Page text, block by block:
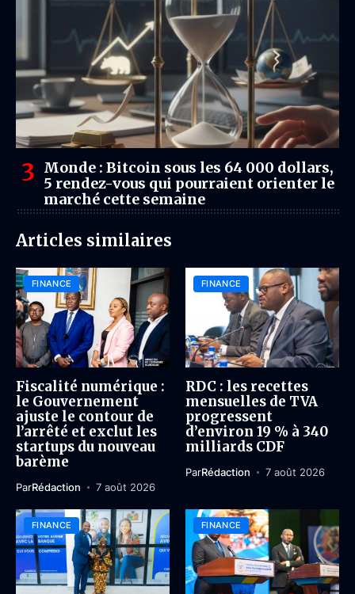
Monde : Bitcoin sous les 64 000 dollars,
5 rendez-vous qui pourraient orienter le
marché cette semaine
Articles similaires
FINANCE
Fiscalité numérique :
le Gouvernement
ajuste le contour de
l’arrêté et exclut les
startups du nouveau
barème
ParRédaction 7 août 2026
FINANCE
RDC : les recettes
mensuelles de TVA
progressent
d’environ 19 % à 340
milliards CDF
ParRédaction 7 août 2026
FINANCE FINANCE